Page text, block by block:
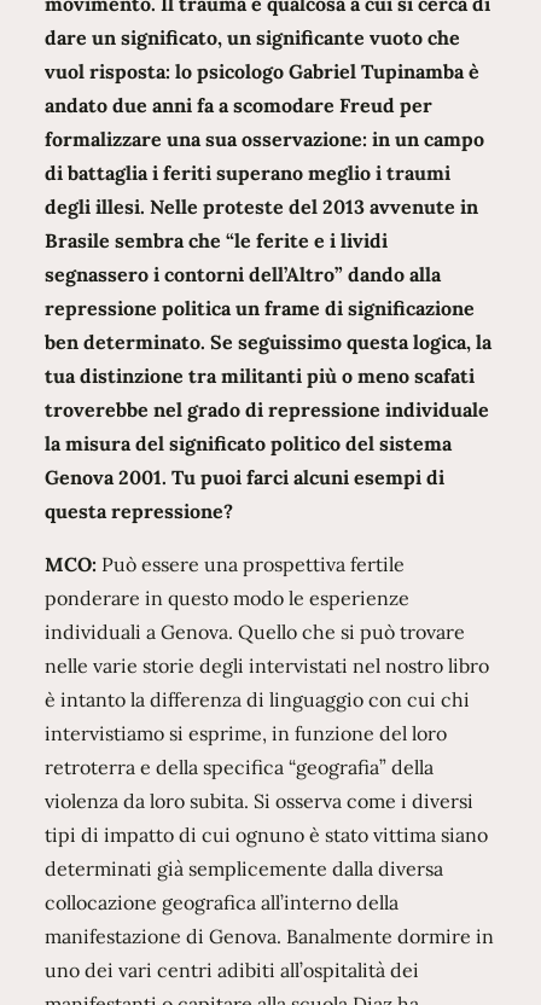
dare un significato, un significante vuoto che
vuol risposta: lo psicologo Gabriel Tupinamba è
andato due anni fa a scomodare Freud per
formalizzare una sua osservazione: in un campo
di battaglia i feriti superano meglio i traumi
degli illesi. Nelle proteste del 2013 avvenute in
Brasile sembra che “le ferite e i lividi
segnassero i contorni dell’Altro” dando alla
repressione politica un frame di significazione
ben determinato. Se seguissimo questa logica, la
tua distinzione tra militanti più o meno scafati
troverebbe nel grado di repressione individuale
la misura del significato politico del sistema
Genova 2001. Tu puoi farci alcuni esempi di
questa repressione?
MCO: Può essere una prospettiva fertile
ponderare in questo modo le esperienze
individuali a Genova. Quello che si può trovare
nelle varie storie degli intervistati nel nostro libro
è intanto la differenza di linguaggio con cui chi
intervistiamo si esprime, in funzione del loro
retroterra e della specifica “geografia” della
violenza da loro subita. Si osserva come i diversi
tipi di impatto di cui ognuno è stato vittima siano
determinati già semplicemente dalla diversa
collocazione geografica all’interno della
manifestazione di Genova. Banalmente dormire in
uno dei vari centri adibiti all’ospitalità dei